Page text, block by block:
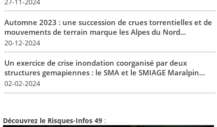
Automne 2023 : une succession de crues torrentielles et de
mouvements de terrain marque les Alpes du Nord...
20-12-2024
Un exercice de crise inondation coorganisé par deux
structures gemapiennes : le SMA et le SMIAGE Maralpin...
02-02-2024
Découvrez le Risques-Infos 49 :